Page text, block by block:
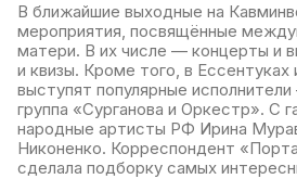
В ближайшие выходные на
мероприятия, посвящённые
матери. В их числе — концерты и
и квизы. Кроме того, в Ессентуках
выступят популярные
группа «Сурганова и Оркестр». С
народные артисты РФ Ирина
Никоненко. Корреспондент
сделала подборку самых